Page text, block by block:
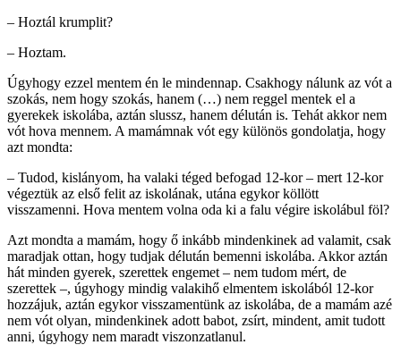
– Hoztál krumplit?
– Hoztam.
Úgyhogy ezzel mentem én le mindennap. Csakhogy nálunk az vót a
szokás, nem hogy szokás, hanem (…) nem reggel mentek el a
gyerekek iskolába, aztán slussz, hanem délután is. Tehát akkor nem
vót hova mennem. A mamámnak vót egy különös gondolatja, hogy
azt mondta:
– Tudod, kislányom, ha valaki téged befogad 12-kor – mert 12-kor
végeztük az első felit az iskolának, utána egykor köllött
visszamenni. Hova mentem volna oda ki a falu végire iskolábul föl?
Azt mondta a mamám, hogy ő inkább mindenkinek ad valamit, csak
maradjak ottan, hogy tudjak délután bemenni iskolába. Akkor aztán
hát minden gyerek, szerettek engemet – nem tudom mért, de
szerettek –, úgyhogy mindig valakihő elmentem iskolából 12-kor
hozzájuk, aztán egykor visszamentünk az iskolába, de a mamám azé
nem vót olyan, mindenkinek adott babot, zsírt, mindent, amit tudott
anni, úgyhogy nem maradt viszonzatlanul.